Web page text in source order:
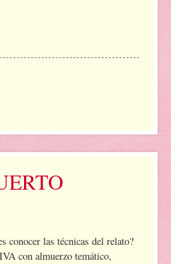
conocer las técnicas del relato?
con almuerzo temático,